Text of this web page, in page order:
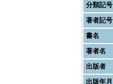
分類記号
著者記号
書名
著者名
出版者
出版年月